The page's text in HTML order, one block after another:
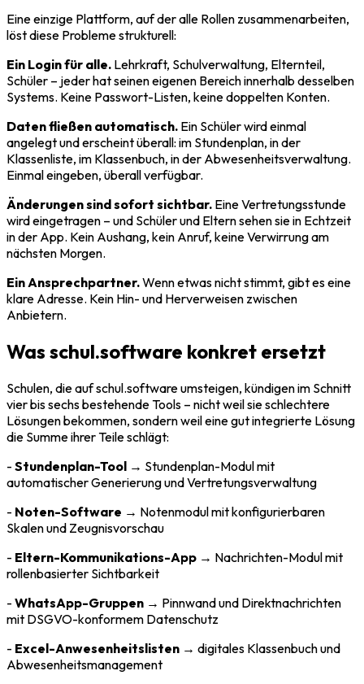
Eine einzige Plattform, auf der alle Rollen zusammenarbeiten,
löst diese Probleme strukturell:
Ein Login für alle. Lehrkraft, Schulverwaltung, Elternteil,
Schüler – jeder hat seinen eigenen Bereich innerhalb desselben
Systems. Keine Passwort-Listen, keine doppelten Konten.
Daten fließen automatisch. Ein Schüler wird einmal
angelegt und erscheint überall: im Stundenplan, in der
Klassenliste, im Klassenbuch, in der Abwesenheitsverwaltung.
Einmal eingeben, überall verfügbar.
Änderungen sind sofort sichtbar. Eine Vertretungsstunde
wird eingetragen – und Schüler und Eltern sehen sie in Echtzeit
in der App. Kein Aushang, kein Anruf, keine Verwirrung am
nächsten Morgen.
Ein Ansprechpartner.Wenn etwas nicht stimmt, gibt es eine
klare Adresse. Kein Hin- und Herverweisen zwischen
Anbietern.
Was schul.software konkret ersetzt
Schulen, die auf schul.software umsteigen, kündigen im Schnitt
vier bis sechs bestehende Tools – nicht weil sie schlechtere
Lösungen bekommen, sondern weil eine gut integrierte Lösung
die Summe ihrer Teile schlägt:
- Stundenplan-Tool → Stundenplan-Modul mit
automatischer Generierung und Vertretungsverwaltung
- Noten-Software → Notenmodul mit konfigurierbaren
Skalen und Zeugnisvorschau
- Eltern-Kommunikations-App → Nachrichten-Modul mit
rollenbasierter Sichtbarkeit
- WhatsApp-Gruppen → Pinnwand und Direktnachrichten
mit DSGVO-konformem Datenschutz
- Excel-Anwesenheitslisten → digitales Klassenbuch und
Abwesenheitsmanagement